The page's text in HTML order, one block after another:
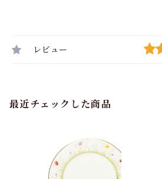
レビュー
最近チェックした商品